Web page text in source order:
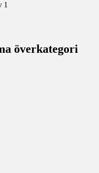
1
överkategori